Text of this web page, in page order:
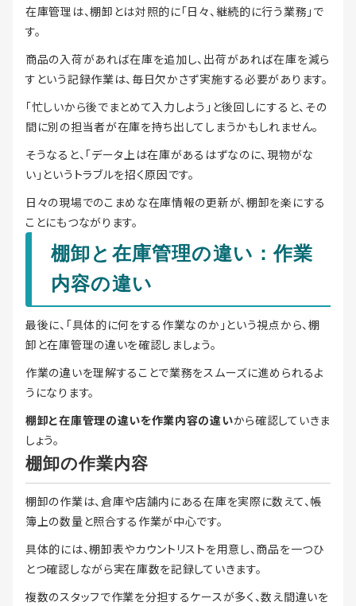
在庫管理は、棚卸とは対照的に「日々、継続的に行う業務」で
す。
商品の入荷があれば在庫を追加し、出荷があれば在庫を減ら
すという記録作業は、毎日欠かさず実施する必要があります。
「忙しいから後でまとめて入力しよう」と後回しにすると、その
間に別の担当者が在庫を持ち出してしまうかもしれません。
そうなると、「データ上は在庫があるはずなのに、現物がな
い」というトラブルを招く原因です。
日々の現場でのこまめな在庫情報の更新が、棚卸を楽にする
ことにもつながります。
棚卸と在庫管理の違い：作業
内容の違い
最後に、「具体的に何をする作業なのか」という視点から、棚
卸と在庫管理の違いを確認しましょう。
作業の違いを理解することで業務をスムーズに進められるよ
うになります。
棚卸と在庫管理の違いを作業内容の違いから確認していきま
しょう。
棚卸の作業内容
棚卸の作業は、倉庫や店舗内にある在庫を実際に数えて、帳
簿上の数量と照合する作業が中心です。
具体的には、棚卸表やカウントリストを用意し、商品を一つひ
とつ確認しながら実在庫数を記録していきます。
複数のスタッフで作業を分担するケースが多く、数え間違いを